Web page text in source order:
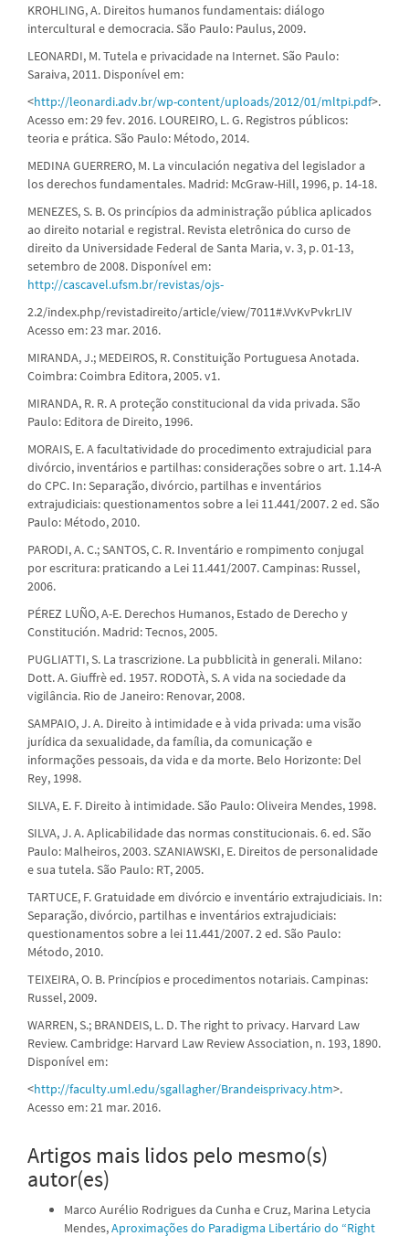
KROHLING, A. Direitos humanos fundamentais: diálogo
intercultural e democracia. São Paulo: Paulus, 2009.
LEONARDI, M. Tutela e privacidade na Internet. São Paulo:
Saraiva, 2011. Disponível em:
<http://leonardi.adv.br/wp-content/uploads/2012/01/mltpi.pdf>.
Acesso em: 29 fev. 2016. LOUREIRO, L. G. Registros públicos:
teoria e prática. São Paulo: Método, 2014.
MEDINA GUERRERO, M. La vinculación negativa del legislador a
los derechos fundamentales. Madrid: McGraw-Hill, 1996, p. 14-18.
MENEZES, S. B. Os princípios da administração pública aplicados
ao direito notarial e registral. Revista eletrônica do curso de
direito da Universidade Federal de Santa Maria, v. 3, p. 01-13,
setembro de 2008. Disponível em:
http://cascavel.ufsm.br/revistas/ojs-
2.2/index.php/revistadireito/article/view/7011#.VvKvPvkrLIV
Acesso em: 23 mar. 2016.
MIRANDA, J.; MEDEIROS, R. Constituição Portuguesa Anotada.
Coimbra: Coimbra Editora, 2005. v1.
MIRANDA, R. R. A proteção constitucional da vida privada. São
Paulo: Editora de Direito, 1996.
MORAIS, E. A facultatividade do procedimento extrajudicial para
divórcio, inventários e partilhas: considerações sobre o art. 1.14-A
do CPC. In: Separação, divórcio, partilhas e inventários
extrajudiciais: questionamentos sobre a lei 11.441/2007. 2 ed. São
Paulo: Método, 2010.
PARODI, A. C.; SANTOS, C. R. Inventário e rompimento conjugal
por escritura: praticando a Lei 11.441/2007. Campinas: Russel,
2006.
PÉREZ LUÑO, A-E. Derechos Humanos, Estado de Derecho y
Constitución. Madrid: Tecnos, 2005.
PUGLIATTI, S. La trascrizione. La pubblicità in generali. Milano:
Dott. A. Giuffrè ed. 1957. RODOTÀ, S. A vida na sociedade da
vigilância. Rio de Janeiro: Renovar, 2008.
SAMPAIO, J. A. Direito à intimidade e à vida privada: uma visão
jurídica da sexualidade, da família, da comunicação e
informações pessoais, da vida e da morte. Belo Horizonte: Del
Rey, 1998.
SILVA, E. F. Direito à intimidade. São Paulo: Oliveira Mendes, 1998.
SILVA, J. A. Aplicabilidade das normas constitucionais. 6. ed. São
Paulo: Malheiros, 2003. SZANIAWSKI, E. Direitos de personalidade
e sua tutela. São Paulo: RT, 2005.
TARTUCE, F. Gratuidade em divórcio e inventário extrajudiciais. In:
Separação, divórcio, partilhas e inventários extrajudiciais:
questionamentos sobre a lei 11.441/2007. 2 ed. São Paulo:
Método, 2010.
TEIXEIRA, O. B. Princípios e procedimentos notariais. Campinas:
Russel, 2009.
WARREN, S.; BRANDEIS, L. D. The right to privacy. Harvard Law
Review. Cambridge: Harvard Law Review Association, n. 193, 1890.
Disponível em:
<http://faculty.uml.edu/sgallagher/Brandeisprivacy.htm>.
Acesso em: 21 mar. 2016.
Artigos mais lidos pelo mesmo(s)
autor(es)
Marco Aurélio Rodrigues da Cunha e Cruz, Marina Letycia
Mendes,Aproximações do Paradigma Libertário do “Right